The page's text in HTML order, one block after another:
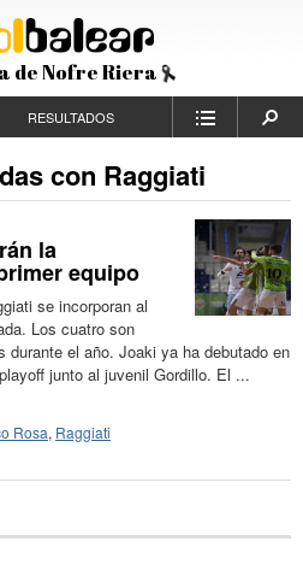
de Nofre Riera
RESULTADOS
con Raggiati
la
equipo
se incorporan al
Los cuatro son
durante el año. Joaki ya ha debutado en
junto al juvenil Gordillo. El ...
Rosa, Raggiati